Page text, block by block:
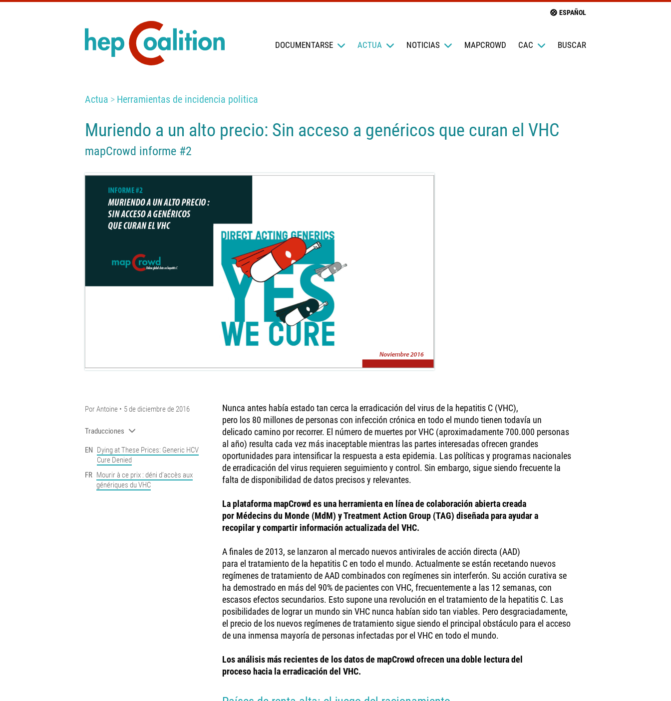
DOCUMENTARSE ACTUA NOTICIAS MAPCROWD CAC BUSCAR
ESPAÑOL
Actua Herramientas de incidencia politica
Muriendo a un alto precio: Sin acceso a genéricos que curan el VHC
mapCrowd informe #2
PorAntoine 5 de diciembre de 2016
Traducciones
EN Dying at These Prices: Generic HCV
Cure Denied
FR Mourir à ce prix : déni d’accès aux
génériques du VHC
Nunca antes había estado tan cerca la erradicación del virus de la hepatitis C (VHC),
pero los 80 millones de personas con infección crónica en todo el mundo tienen todavía un
delicado camino por recorrer. El número de muertes por VHC (aproximadamente 700.000 personas
al año) resulta cada vez más inaceptable mientras las partes interesadas ofrecen grandes
oportunidades para intensificar la respuesta a esta epidemia. Las políticas y programas nacionales
de erradicación del virus requieren seguimiento y control. Sin embargo, sigue siendo frecuente la
falta de disponibilidad de datos precisos y relevantes.
La plataforma mapCrowd es una herramienta en línea de colaboración abierta creada
por Médecins du Monde (MdM) y Treatment Action Group (TAG) diseñada para ayudar a
recopilar y compartir información actualizada del VHC.
A finales de 2013, se lanzaron al mercado nuevos antivirales de acción directa (AAD)
para el tratamiento de la hepatitis C en todo el mundo. Actualmente se están recetando nuevos
regímenes de tratamiento de AAD combinados con regímenes sin interferón. Su acción curativa se
ha demostrado en más del 90% de pacientes con VHC, frecuentemente a las 12 semanas, con
escasos efectos secundarios. Esto supone una revolución en el tratamiento de la hepatitis C. Las
posibilidades de lograr un mundo sin VHC nunca habían sido tan viables. Pero desgraciadamente,
el precio de los nuevos regímenes de tratamiento sigue siendo el principal obstáculo para el acceso
de una inmensa mayoría de personas infectadas por el VHC en todo el mundo.
Los análisis más recientes de los datos de mapCrowd ofrecen una doble lectura del
proceso hacia la erradicación del VHC.